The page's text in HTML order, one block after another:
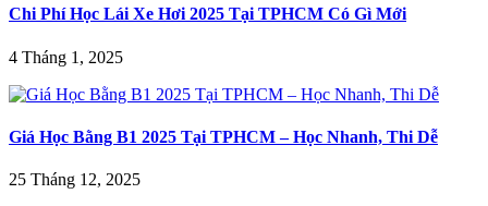
Chi Phí Học Lái Xe Hơi 2025 Tại TPHCM Có Gì Mới
4 Tháng 1, 2025
Giá Học Bằng B1 2025 Tại TPHCM – Học Nhanh, Thi Dễ
25 Tháng 12, 2025